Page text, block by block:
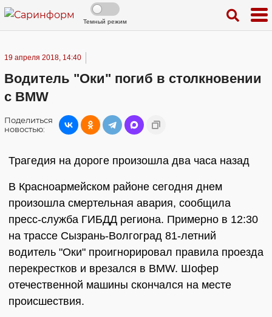
Темный режим
19 апреля 2018, 14:40
Водитель "Оки" погиб в столкновении
с BMW
Поделиться
новостью:
Трагедия на дороге произошла два часа назад
В Красноармейском районе сегодня днем
произошла смертельная авария, сообщила
пресс-служба ГИБДД региона. Примерно в 12:30
на трассе Сызрань-Волгоград 81-летний
водитель "Оки" проигнорировал правила проезда
перекрестков и врезался в BMW. Шофер
отечественной машины скончался на месте
происшествия.